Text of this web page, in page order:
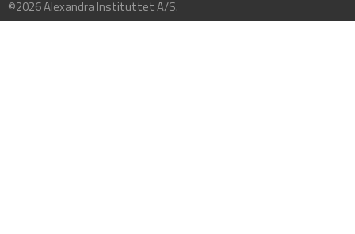
©2026 Alexandra Instituttet A/S.